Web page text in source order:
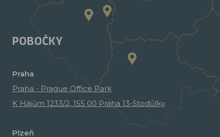
POBOČKY
Praha
Praha - Prague Office Park
K Hájům 1233/2, 155 00 Praha 13-Stodůlky
Plzeň